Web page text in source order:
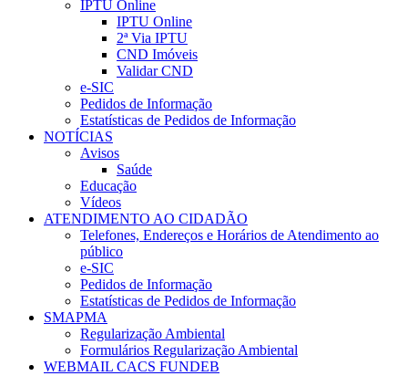
IPTU Online
IPTU Online
2ª Via IPTU
CND Imóveis
Validar CND
e-SIC
Pedidos de Informação
Estatísticas de Pedidos de Informação
NOTÍCIAS
Avisos
Saúde
Educação
Vídeos
ATENDIMENTO AO CIDADÃO
Telefones, Endereços e Horários de Atendimento ao
público
e-SIC
Pedidos de Informação
Estatísticas de Pedidos de Informação
SMAPMA
Regularização Ambiental
Formulários Regularização Ambiental
WEBMAIL CACS FUNDEB